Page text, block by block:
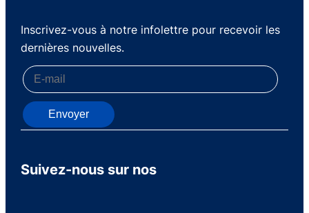
Inscrivez-vous à notre infolettre pour recevoir les
dernières nouvelles.
Envoyer
Suivez-nous sur nos